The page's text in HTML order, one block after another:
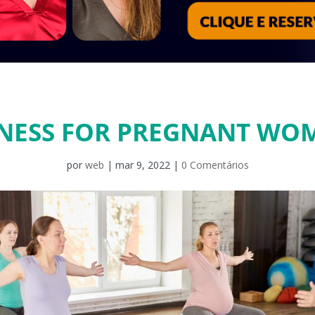
FOR PREGNANT
por web | mar 9, 2022| 0 Comentários